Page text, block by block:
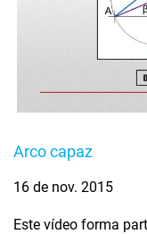
Arco capaz
16 de nov. 2015
Este vídeo forma